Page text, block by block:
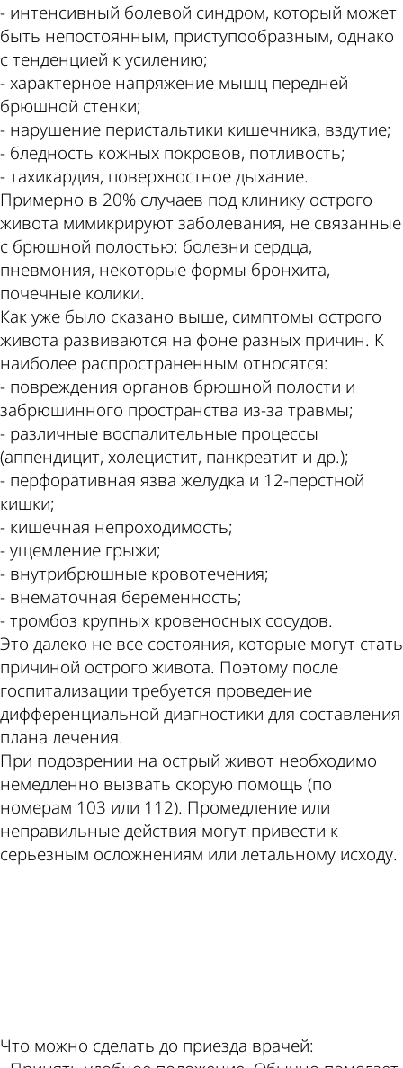
- интенсивный болевой синдром, который может
быть непостоянным, приступообразным, однако
с тенденцией к усилению;
- характерное напряжение мышц передней
брюшной стенки;
- нарушение перистальтики кишечника, вздутие;
- бледность кожных покровов, потливость;
- тахикардия, поверхностное дыхание.
Примерно в 20% случаев под клинику острого
живота мимикрируют заболевания, не связанные
с брюшной полостью: болезни сердца,
пневмония, некоторые формы бронхита,
почечные колики.
Как уже было сказано выше, симптомы острого
живота развиваются на фоне разных причин. К
наиболее распространенным относятся:
- повреждения органов брюшной полости и
забрюшинного пространства из-за травмы;
- различные воспалительные процессы
(аппендицит, холецистит, панкреатит и др.);
- перфоративная язва желудка и 12-перстной
кишки;
- кишечная непроходимость;
- ущемление грыжи;
- внутрибрюшные кровотечения;
- внематочная беременность;
- тромбоз крупных кровеносных сосудов.
Это далеко не все состояния, которые могут стать
причиной острого живота. Поэтому после
госпитализации требуется проведение
дифференциальной диагностики для составления
плана лечения.
При подозрении на острый живот необходимо
немедленно вызвать скорую помощь (по
номерам 103 или 112). Промедление или
неправильные действия могут привести к
серьезным осложнениям или летальному исходу.
Что можно сделать до приезда врачей: